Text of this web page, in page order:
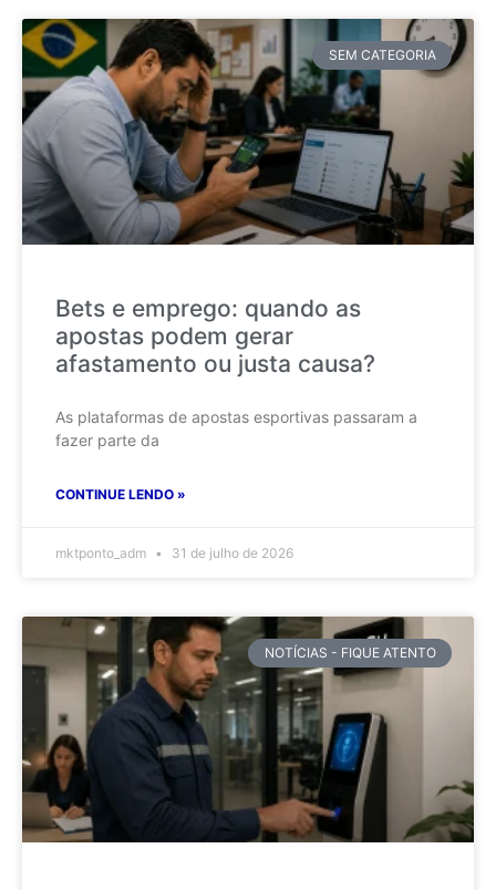
SEM CATEGORIA
Bets e emprego: quando as
apostas podem gerar
afastamento ou justa causa?
As plataformas de apostas esportivas passaram a
fazer parte da
CONTINUE LENDO »
mktponto_adm 31 de julho de 2026
NOTÍCIAS - FIQUE ATENTO